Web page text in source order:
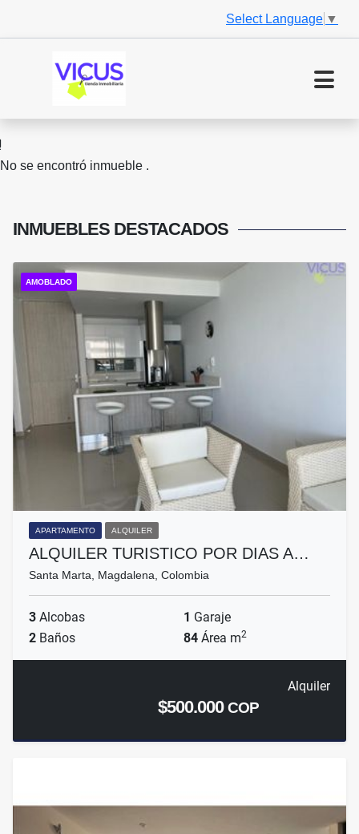
Select Language ▼
No se encontró inmueble .
INMUEBLES DESTACADOS
AMOBLADO
APARTAMENTO ALQUILER
ALQUILER TURISTICO POR DIAS A…
Santa Marta, Magdalena, Colombia
3 Alcobas 1 Garaje
2 Baños 84 Área m2
Alquiler
$500.000COP